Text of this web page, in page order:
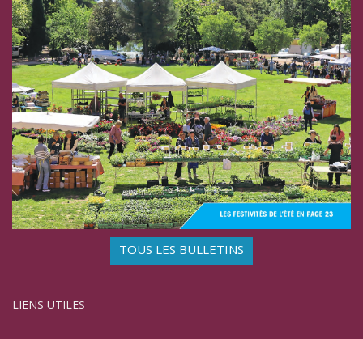
TOUS LES BULLETINS
LIENS UTILES